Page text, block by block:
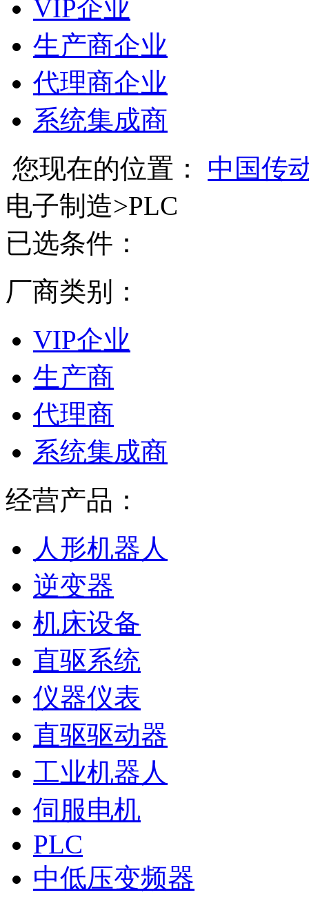
VIP企业
生产商企业
代理商企业
系统集成商
您现在的位置：
中国传
电子制造>PLC
已选条件：
厂商类别：
VIP企业
生产商
代理商
系统集成商
经营产品：
人形机器人
逆变器
机床设备
直驱系统
仪器仪表
直驱驱动器
工业机器人
伺服电机
PLC
中低压变频器